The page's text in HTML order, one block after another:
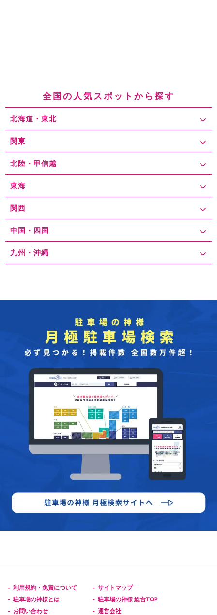
全国の人気スポットから探す
北海道・東北
関東
北陸・甲信越
東海
関西
中国・四国
九州・沖縄
- 利用規約・免責について - サイトマップ
- 駐車場の神様とは - 駐車場の神様 総合TOP
- お問い合わせ - 運営会社